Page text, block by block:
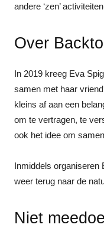
andere ‘zen’
Over
In 2019 kreeg Eva
samen met haar
kleins af aan een
om te vertragen, te
ook het idee om
Inmiddels organiseren
weer terug naar de
Niet